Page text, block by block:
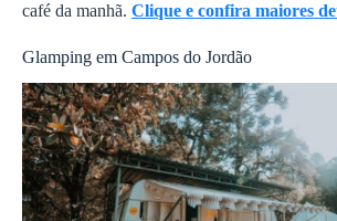
café da manhã. Clique e confira maiores
Glamping em Campos do Jordão